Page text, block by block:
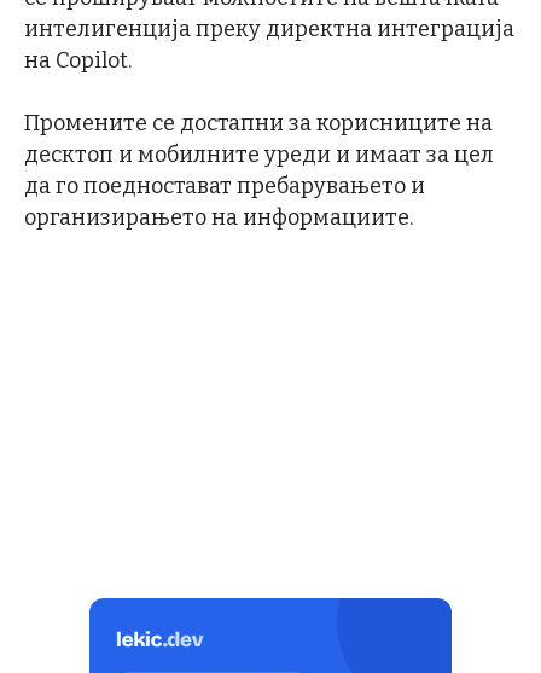
интелигенција преку директна интеграција
на Copilot.
Промените се достапни за корисниците на
десктоп и мобилните уреди и имаат за цел
да го поедностават пребарувањето и
организирањето на информациите.